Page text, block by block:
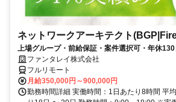
ネットワークアーキテクト
上場グループ・前給保証・案件選択可・年休
ファンタレイ株式会社
フルリモート
月給350,000円～900,000円
勤務時間詳細 実働時間：1日あたり8時間 平